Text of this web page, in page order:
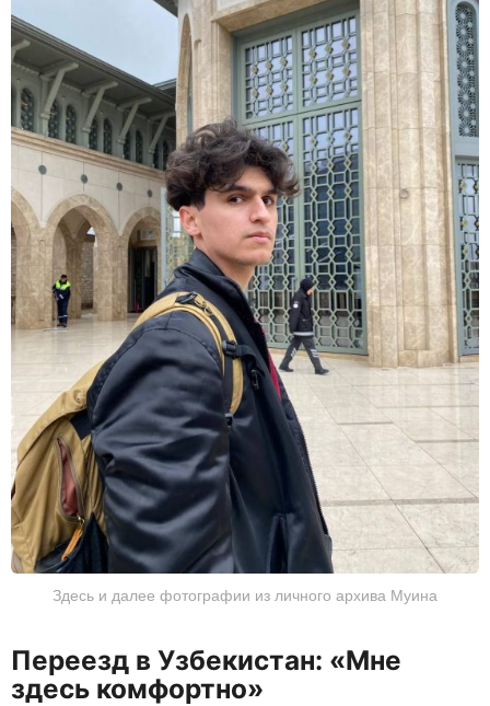
Здесь и далее фотографии из личного архива Муина
Переезд в Узбекистан: «Мне
здесь комфортно»